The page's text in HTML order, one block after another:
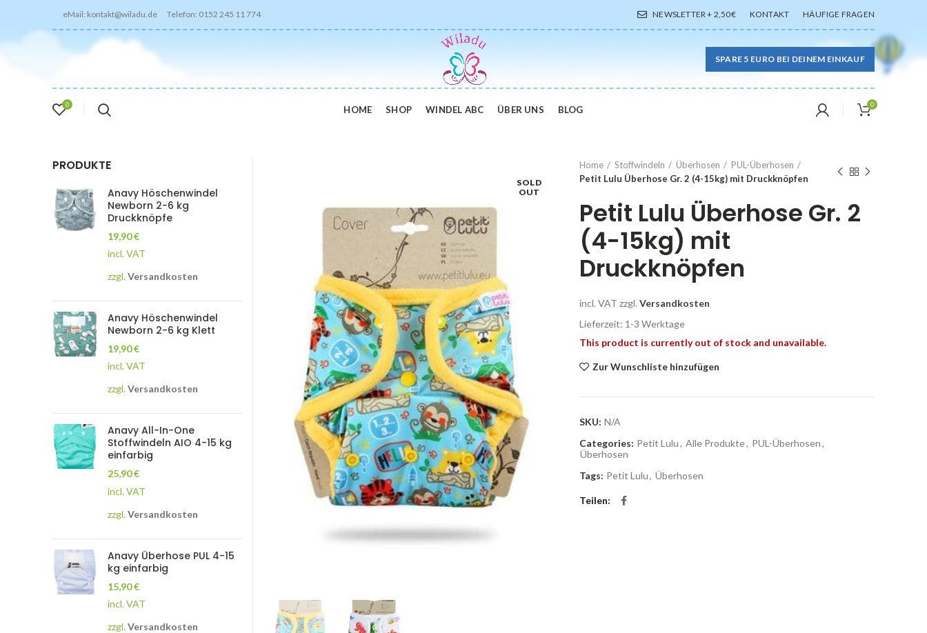
eMail: kontakt@wiladu.de Telefon: 0152 245 11 774 NEWSLETTER + 2,50€ KONTAKT HÄUFIGE FRAGEN
SPARE 5 EURO BEI DEINEM EINKAUF
0 HOME SHOP WINDEL ABC ÜBER UNS BLOG 0
SOLD
OUT
Home Stoffwindeln Überhosen
PUL-Überhosen
Petit Lulu Überhose Gr. 2 (4-15kg) mit Druckknöpfen
Petit Lulu Überhose Gr. 2
(4-15kg) mit
Druckknöpfen
incl. VAT zzgl. Versandkosten
Lieferzeit: 1-3 Werk­ta­ge
This product is currently out of stock and unavailable.
Zur Wunschliste hinzufügen
SKU: N/A
Categories: Petit Lulu, Alle Produkte, PUL-Überhosen,
Überhosen
Tags: Petit Lulu, Überhosen
Teilen
PRODUKTE
Anavy Höschenwindel
Newborn 2-6 kg
Druckknöpfe
19,90€
incl. VAT
zzgl.Versandkosten
Anavy Höschenwindel
Newborn 2-6 kg Klett
19,90€
incl. VAT
zzgl.Versandkosten
Anavy All-In-One
Stoffwindeln AIO 4-15 kg
einfarbig
25,90€
incl. VAT
zzgl.Versandkosten
Anavy Überhose PUL 4-15
kg einfarbig
15,90€
incl. VAT
zzgl.Versandkosten